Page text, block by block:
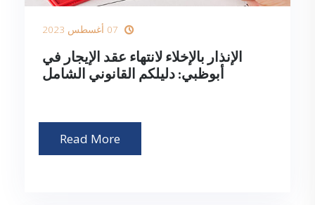
الإنذار بالإخلاء لانتهاء عقد الإيجار في
أبوظبي: دليلكم القانوني الشامل
Read More